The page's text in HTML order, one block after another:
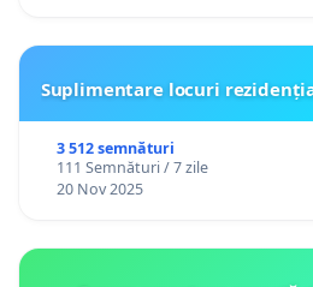
echitabile, eficiente și
responsabilitatea gestionării
împărțită corect.
Austeritatea nu poate deveni
Suplimentare locuri
3 512 semnături
111 Semnături / 7 zile
20 Nov 2025